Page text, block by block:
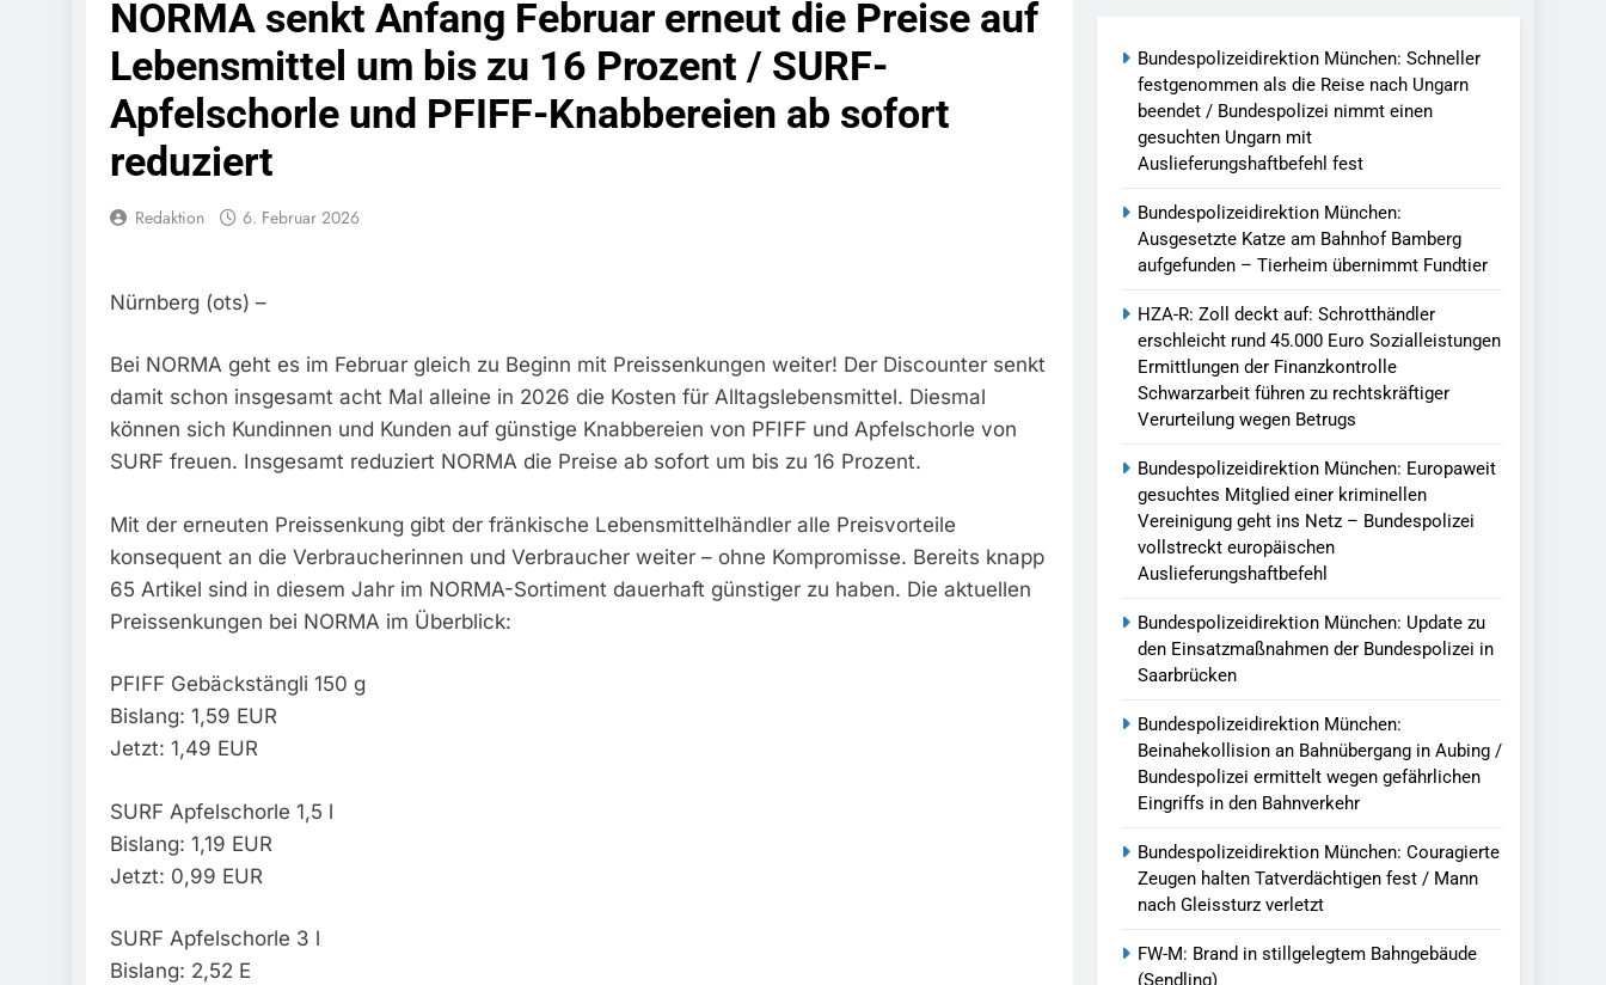
Schwarzarbeit Führen Zu Rechtskräftiger Verurteilung Wegen Betrugs
6. August 2026
Bundespolizeidirektion München: Europaweit Gesuchtes Mitglied Einer Kriminellen Vereinigung Geht Ins Netz –
Bundespolizei Vollstreckt Europäischen Auslieferungshaftbefehl
6. August 2026
Bundespolizeidirektion München: Update Zu Den Einsatzmaßnahmen Der Bundespolizei In Saarbrücken
Bundespolizeidirektion München: Beinahekollision An Bahnübergang In Aubing / Bundespolizei Ermittelt Wegen
Bundespolizeidirektion München: Couragierte Zeugen Halten Tatverdächtigen Fest / Mann Nach Gleissturz Verletzt
5. August 2026
HZA-R: Zoll Deckt Auf: Mehr Als 17.000 Zigaretten In Fahrzeug Und Anhänger Versteckt Kontrolle In Waidhaus Führt
Zur Sicherstellung Unversteuerter Zigaretten Und Einleitung Eines Steuerstrafverfahrens
4. August 2026
Bundespolizeidirektion München: Mit Dem Kraftfahrzeug Über Die Grenze Eingereist/Bundespolizei Stellt Auto
3. August 2026
NORMA senkt Anfang Februar erneut die Preise auf
Lebensmittel um bis zu 16 Prozent / SURF-
Apfelschorle und PFIFF-Knabbereien ab sofort
reduziert
Redaktion 6. Februar 2026
Nürnberg (ots) –
Bei NORMA geht es im Februar gleich zu Beginn mit Preissenkungen weiter! Der Discounter senkt
damit schon insgesamt acht Mal alleine in 2026 die Kosten für Alltagslebensmittel. Diesmal
können sich Kundinnen und Kunden auf günstige Knabbereien von PFIFF und Apfelschorle von
SURF freuen. Insgesamt reduziert NORMA die Preise ab sofort um bis zu 16 Prozent.
Mit der erneuten Preissenkung gibt der fränkische Lebensmittelhändler alle Preisvorteile
konsequent an die Verbraucherinnen und Verbraucher weiter – ohne Kompromisse. Bereits knapp
65 Artikel sind in diesem Jahr im NORMA-Sortiment dauerhaft günstiger zu haben. Die aktuellen
Preissenkungen bei NORMA im Überblick:
PFIFF Gebäckstängli 150 g
Bislang: 1,59 EUR
Jetzt: 1,49 EUR
SURF Apfelschorle 1,5 l
Bislang: 1,19 EUR
Jetzt: 0,99 EUR
SURF Apfelschorle 3 l
Bislang: 2,52 E
Bundespolizeidirektion München: Schneller
festgenommen als die Reise nach Ungarn
beendet / Bundespolizei nimmt einen
gesuchten Ungarn mit
Auslieferungshaftbefehl fest
Bundespolizeidirektion München:
Ausgesetzte Katze am Bahnhof Bamberg
aufgefunden – Tierheim übernimmt Fundtier
HZA-R: Zoll deckt auf: Schrotthändler
erschleicht rund 45.000 Euro Sozialleistungen
Ermittlungen der Finanzkontrolle
Schwarzarbeit führen zu rechtskräftiger
Verurteilung wegen Betrugs
Bundespolizeidirektion München: Europaweit
gesuchtes Mitglied einer kriminellen
Vereinigung geht ins Netz – Bundespolizei
vollstreckt europäischen
Auslieferungshaftbefehl
Bundespolizeidirektion München: Update zu
den Einsatzmaßnahmen der Bundespolizei in
Saarbrücken
Bundespolizeidirektion München:
Beinahekollision an Bahnübergang in Aubing /
Bundespolizei ermittelt wegen gefährlichen
Eingriffs in den Bahnverkehr
Bundespolizeidirektion München: Couragierte
Zeugen halten Tatverdächtigen fest / Mann
nach Gleissturz verletzt
FW-M: Brand in stillgelegtem Bahngebäude
(Sendling)